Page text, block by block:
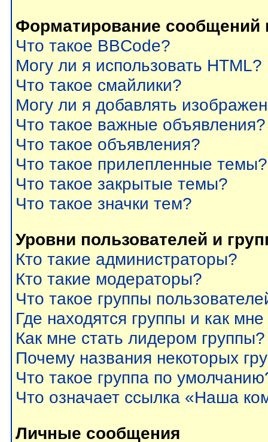
Форматирование
Что такое BBCode?
Могу ли я использовать HTML?
Что такое смайлики?
Могу ли я добавлять
Что такое важные объявления?
Что такое объявления?
Что такое прилепленные темы?
Что такое закрытые темы?
Что такое значки тем?
Уровни пользователей и
Кто такие администраторы?
Кто такие модераторы?
Что такое группы
Где находятся группы и как
Как мне стать лидером группы?
Почему названия некоторых
Что такое группа по
Что означает ссылка «Наша
Личные сообщения